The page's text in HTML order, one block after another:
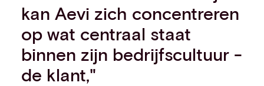
kan Aevi zich concentreren
op wat centraal staat
binnen zijn bedrijfscultuur -
de klant,"